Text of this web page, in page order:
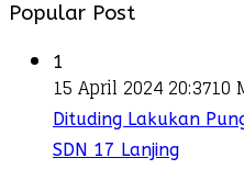
Popular Post
1
15 April 2024 20:3710
Dituding Lakukan
SDN 17 Lanjing